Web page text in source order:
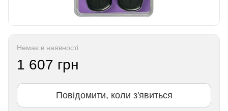
Немає в наявності
1 607 грн
Повідомити, коли з'явиться